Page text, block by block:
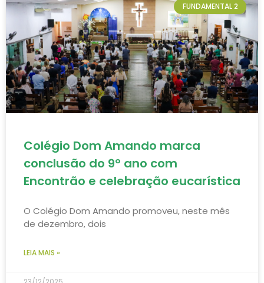
FUNDAMENTAL 2
Colégio Dom Amando marca
conclusão do 9º ano com
Encontrão e celebração eucarística
O Colégio Dom Amando promoveu, neste mês
de dezembro, dois
LEIA MAIS »